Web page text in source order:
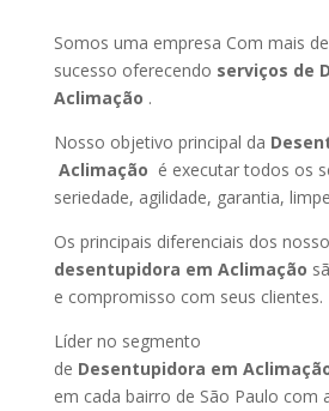
Somos uma empresa Com mais
sucesso oferecendo serviços de
Aclimação .
Nosso objetivo principal da
Aclimação é executar todos os
seriedade, agilidade, garantia,
Os principais diferenciais dos
desentupidora em Aclimação
e compromisso com seus clientes.
Líder no segmento
de Desentupidora em
em cada bairro de São Paulo com